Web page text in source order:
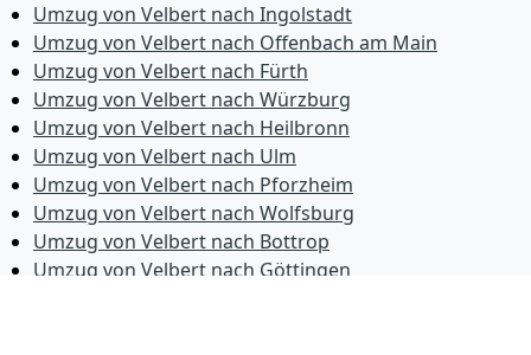
Umzug von Velbert nach Ingolstadt
Umzug von Velbert nach Offenbach am Main
Umzug von Velbert nach Fürth
Umzug von Velbert nach Würzburg
Umzug von Velbert nach Heilbronn
Umzug von Velbert nach Ulm
Umzug von Velbert nach Pforzheim
Umzug von Velbert nach Wolfsburg
Umzug von Velbert nach Bottrop
Umzug von Velbert nach Göttingen